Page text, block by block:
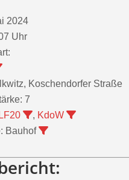
2024
Uhr
Koschendorfer Straße
7
, KdoW
Bauhof